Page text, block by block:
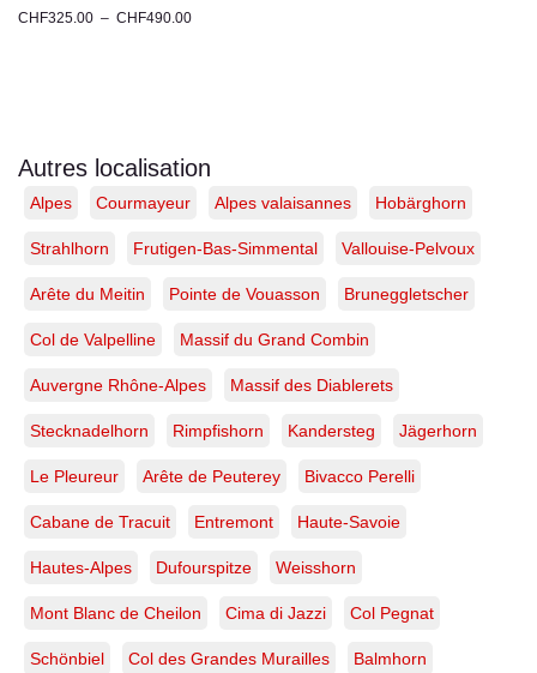
CHF325.00 – CHF490.00
Suisse
Tirage
exclusif
Autres localisation
Alpes Courmayeur Alpes valaisannes Hobärghorn
Strahlhorn Frutigen-Bas-Simmental Vallouise-Pelvoux
Arête du Meitin Pointe de Vouasson Bruneggletscher
Col de Valpelline Massif du Grand Combin
Auvergne Rhône-Alpes Massif des Diablerets
Stecknadelhorn Rimpfishorn Kandersteg Jägerhorn
Le Pleureur Arête de Peuterey Bivacco Perelli
Cabane de Tracuit Entremont Haute-Savoie
Hautes-Alpes Dufourspitze Weisshorn
Mont Blanc de Cheilon Cima di Jazzi Col Pegnat
Schönbiel Col des Grandes Murailles Balmhorn